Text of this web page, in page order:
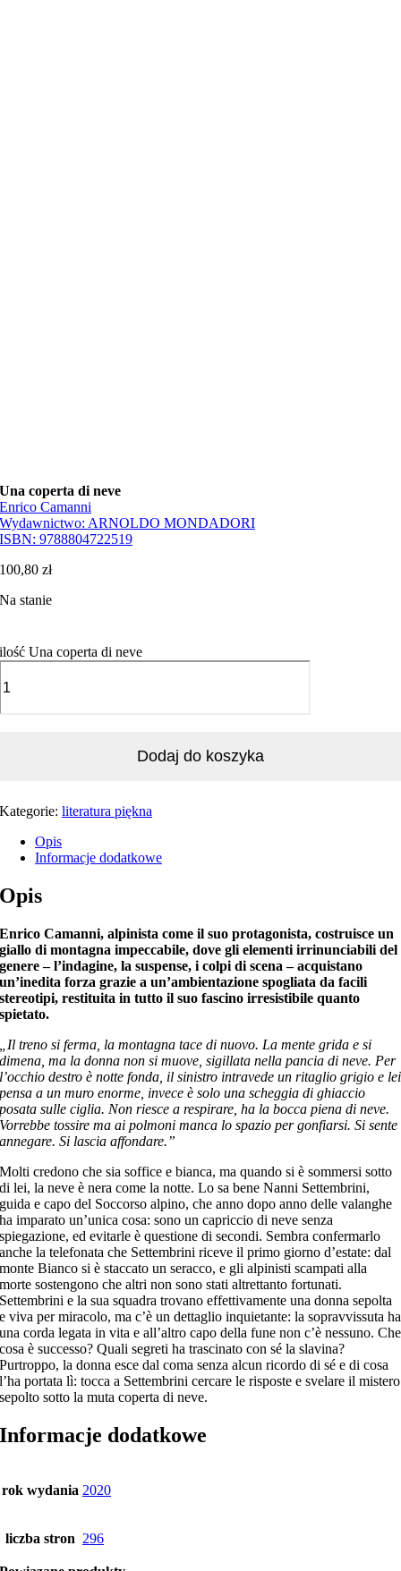
Una coperta di neve
Enrico Camanni
Wydawnictwo: ARNOLDO MONDADORI
ISBN:9788804722519
100,80zł
Na stanie
ilość Una coperta di neve
Dodaj do koszyka
Kategorie:literatura piękna
Opis
Informacje dodatkowe
Opis
Enrico Camanni, alpinista come il suo protagonista, costruisce un
giallo di montagna impeccabile, dove gli elementi irrinunciabili del
genere – l’indagine, la suspense, i colpi di scena – acquistano
un’inedita forza grazie a un’ambientazione spogliata da facili
stereotipi, restituita in tutto il suo fascino irresistibile quanto
spietato.
„Il treno si ferma, la montagna tace di nuovo. La mente grida e si
dimena, ma la donna non si muove, sigillata nella pancia di neve. Per
l’occhio destro è notte fonda, il sinistro intravede un ritaglio grigio e lei
pensa a un muro enorme, invece è solo una scheggia di ghiaccio
posata sulle ciglia. Non riesce a respirare, ha la bocca piena di neve.
Vorrebbe tossire ma ai polmoni manca lo spazio per gonfiarsi. Si sente
annegare. Si lascia affondare.”
Molti credono che sia soffice e bianca, ma quando si è sommersi sotto
di lei, la neve è nera come la notte. Lo sa bene Nanni Settembrini,
guida e capo del Soccorso alpino, che anno dopo anno delle valanghe
ha imparato un’unica cosa: sono un capriccio di neve senza
spiegazione, ed evitarle è questione di secondi. Sembra confermarlo
anche la telefonata che Settembrini riceve il primo giorno d’estate: dal
monte Bianco si è staccato un seracco, e gli alpinisti scampati alla
morte sostengono che altri non sono stati altrettanto fortunati.
Settembrini e la sua squadra trovano effettivamente una donna sepolta
e viva per miracolo, ma c’è un dettaglio inquietante: la sopravvissuta ha
una corda legata in vita e all’altro capo della fune non c’è nessuno. Che
cosa è successo? Quali segreti ha trascinato con sé la slavina?
Purtroppo, la donna esce dal coma senza alcun ricordo di sé e di cosa
l’ha portata lì: tocca a Settembrini cercare le risposte e svelare il mistero
sepolto sotto la muta coperta di neve.
Informacje dodatkowe
rok wydania 2020
liczba stron 296